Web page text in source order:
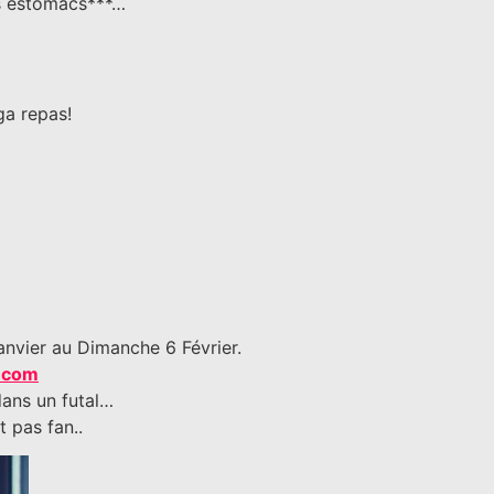
repas!
au Dimanche 6 Février.
un futal…
pas fan..